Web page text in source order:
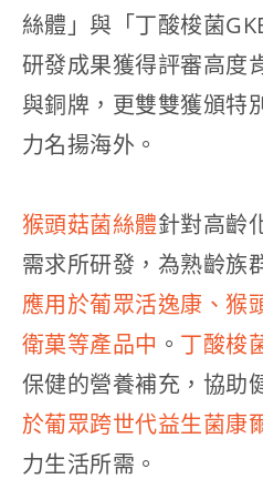
絲體」與「丁酸梭菌
研發成果獲得評審高度
與銅牌，更雙雙獲頒特
力名揚海外。
猴頭菇菌絲體針對高齡
需求所研發，為熟齡族
應用於葡眾活逸康、猴
衛菓等產品中 。 丁酸梭
保健的營養補充，協助
於葡眾跨世代益生菌康
力生活所需。